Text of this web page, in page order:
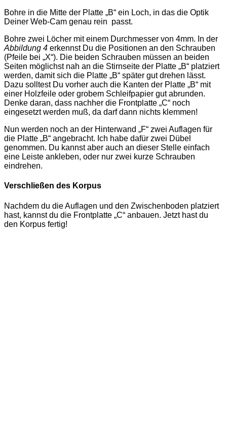
Bohre in die Mitte der Platte „B“ ein Loch, in das die Optik
Deiner Web-Cam genau rein passt.
Bohre zwei Löcher mit einem Durchmesser von 4mm. In der
Abbildung 4 erkennst Du die Positionen an den Schrauben
(Pfeile bei „X“). Die beiden Schrauben müssen an beiden
Seiten möglichst nah an die Stirnseite der Platte „B“ platziert
werden, damit sich die Platte „B“ später gut drehen lässt.
Dazu solltest Du vorher auch die Kanten der Platte „B“ mit
einer Holzfeile oder grobem Schleifpapier gut abrunden.
Denke daran, dass nachher die Frontplatte „C“ noch
eingesetzt werden muß, da darf dann nichts klemmen!
Nun werden noch an der Hinterwand „F“ zwei Auflagen für
die Platte „B“ angebracht. Ich habe dafür zwei Dübel
genommen. Du kannst aber auch an dieser Stelle einfach
eine Leiste ankleben, oder nur zwei kurze Schrauben
eindrehen.
Verschließen des Korpus
Nachdem du die Auflagen und den Zwischenboden platziert
hast, kannst du die Frontplatte „C“ anbauen. Jetzt hast du
den Korpus fertig!